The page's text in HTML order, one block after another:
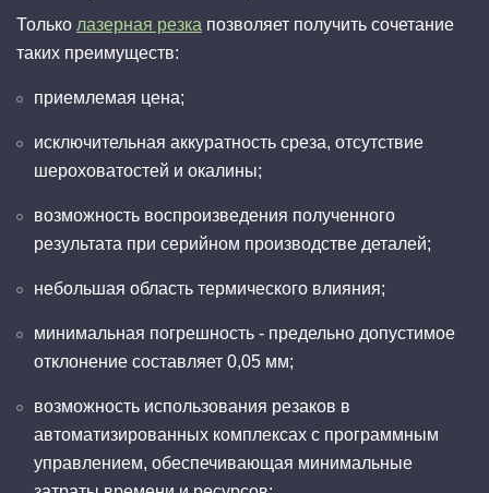
Только лазерная резка позволяет получить сочетание
таких преимуществ:
приемлемая цена;
исключительная аккуратность среза, отсутствие
шероховатостей и окалины;
возможность воспроизведения полученного
результата при серийном производстве деталей;
небольшая область термического влияния;
минимальная погрешность - предельно допустимое
отклонение составляет 0,05 мм;
возможность использования резаков в
автоматизированных комплексах с программным
управлением, обеспечивающая минимальные